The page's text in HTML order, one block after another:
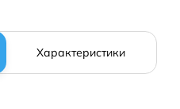
Характеристики